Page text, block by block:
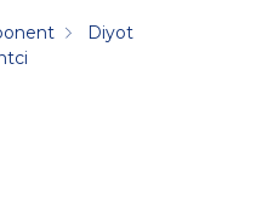
Diyot